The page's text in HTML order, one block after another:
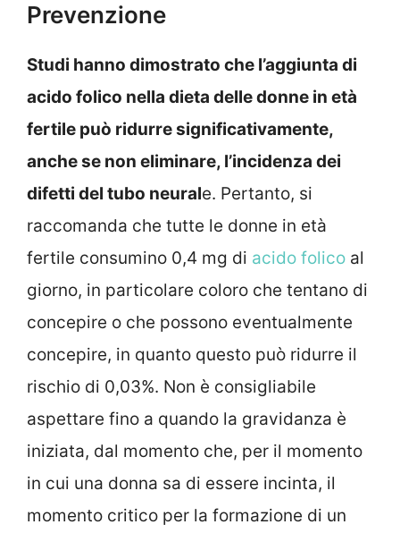
Prevenzione
Studi hanno dimostrato che l’aggiunta di
acido folico nella dieta delle donne in età
fertile può ridurre significativamente,
anche se non eliminare, l’incidenza dei
difetti del tubo neurale. Pertanto, si
raccomanda che tutte le donne in età
fertile consumino 0,4 mg di acido folico al
giorno, in particolare coloro che tentano di
concepire o che possono eventualmente
concepire, in quanto questo può ridurre il
rischio di 0,03%. Non è consigliabile
aspettare fino a quando la gravidanza è
iniziata, dal momento che, per il momento
in cui una donna sa di essere incinta, il
momento critico per la formazione di un